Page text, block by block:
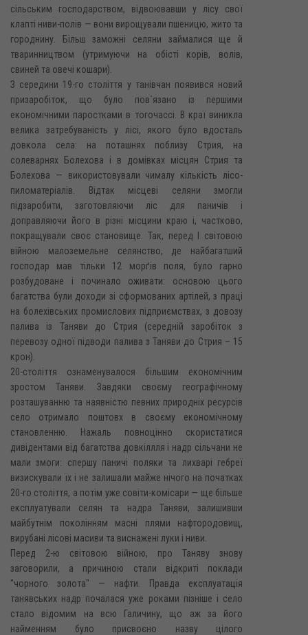
сільським господарством, відвоювавши у лісу свої
клапті ниви-полів — вони вирощували пшеницю, жито та
городнину. Більш заможні селяни займалися ще й
тваринництвом (утримуючи на обісті корів, волів,
свиней та овечі кошари).
З середини 19-го століття у танівчан появився новий
призаробіток, що було пов`язано із першими
економічними паростками в тогочассі. В краї виникла
велика затребуваність у лісі, якого було вдосталь
довкола села: на поташнях поблизу Стрия, на
солеварнях Болехова і в домівках місцян Стрия та
Болехова — використовували чималу кількість лісо-
пиломатеріалів. Відтак місцеві селяни змогли
підзаробити, заготовляючи ліс для паничів і
доправляючи його в різні місцини краю і, частково,
покращували своє становище. Так, перед І світовою
війною малоземельне селянство, де найбагатший
господар мав тільки 12 морґів поля, було гарно
розбудоване і починало оживати: основою цього
багатства були доходи зі сформованих артілей, з праці
на болехівських промислових підприємствах, з довозу
палива із Таняви до Стрия (середній заробіток з
перевозу одної підводи палива з Таняви до Стрия – 15
крон).
20-століття ознаменувалося більшим економічним
зростом Таняви. Завдяки своєму географічному
розташуванню та наявністю певних природніх ресурсів
село отримало поштовх в своєму економічному
становленню. Нажаль повноцінно скористатися
дивідентами від багатства довкіллля і надр сільчани не
мали змоги: спершу паничі поляки та лихварі гебреї
визискували їх і не залишали майже нічого на початках
20-го століття, а потім уже совіти-комісари — ще більше
експлуатували селян та надра Таняви, залишивши
майбутнім поколінням масні плями нафтородовищ,
вирубані лісові масиви та виснажені луки і ниви.
Перед 2-ю світовою війною, про Таняву знову
заговорили, а причиною стали відкриті поклади
"чорного золота" — нафти. Правда експлуатація
танявських надр почалася уже роками пізніше і село
стало відомим на всю Галичину, що аж за його
найменням було присвоєно назву цілого